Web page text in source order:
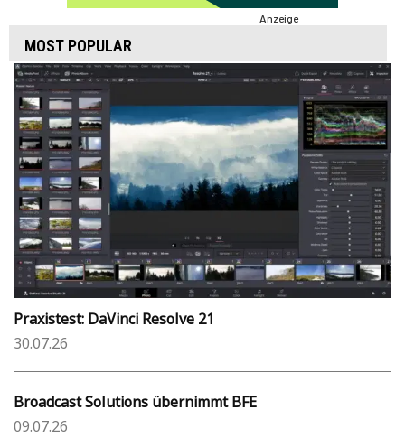
Anzeige
MOST POPULAR
Praxistest: DaVinci Resolve 21
30.07.26
Broadcast Solutions übernimmt BFE
09.07.26